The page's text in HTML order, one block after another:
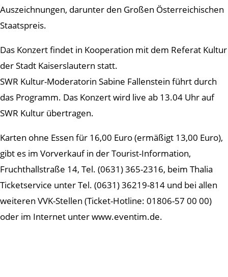
Auszeichnungen, darunter den Großen Österreichischen
Staatspreis.
Das Konzert findet in Kooperation mit dem Referat Kultur
der Stadt Kaiserslautern statt.
SWR Kultur-Moderatorin Sabine Fallenstein führt durch
das Programm. Das Konzert wird live ab 13.04 Uhr auf
SWR Kultur übertragen.
Karten ohne Essen für 16,00 Euro (ermäßigt 13,00 Euro),
gibt es im Vorverkauf in der Tourist-Information,
Fruchthallstraße 14, Tel. (0631) 365-2316, beim Thalia
Ticketservice unter Tel. (0631) 36219-814 und bei allen
weiteren VVK-Stellen (Ticket-Hotline: 01806-57 00 00)
oder im Internet unter www.eventim.de.